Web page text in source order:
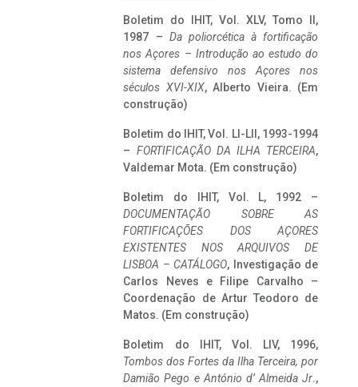
Boletim do IHIT, Vol. XLV, Tomo II,
1987 – Da poliorcética à fortificação
nos Açores – Introdução ao estudo do
sistema defensivo nos Açores nos
séculos XVI-XIX, Alberto Vieira. (Em
construção)
Boletim do IHIT, Vol. LI-LII, 1993-1994
– FORTIFICAÇÃO DA ILHA TERCEIRA,
Valdemar Mota. (Em construção)
Boletim do IHIT, Vol. L, 1992 –
DOCUMENTAÇÃO SOBRE AS
FORTIFICAÇÕES DOS AÇORES
EXISTENTES NOS ARQUIVOS DE
LISBOA – CATÁLOGO, Investigação de
Carlos Neves e Filipe Carvalho –
Coordenação de Artur Teodoro de
Matos. (Em construção)
Boletim do IHIT, Vol. LIV, 1996,
Tombos dos Fortes da Ilha Terceira, por
Damião Pego e António d’ Almeida Jr.,